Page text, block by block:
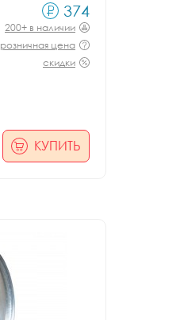
374
200+ в наличии
розничная цена
скидки
КУПИТЬ